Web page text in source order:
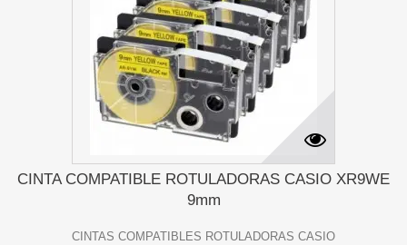
CINTA COMPATIBLE ROTULADORAS CASIO XR9WE
9mm
CINTAS COMPATIBLES ROTULADORAS CASIO